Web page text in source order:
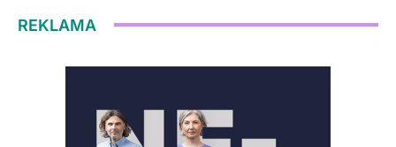
REKLAMA